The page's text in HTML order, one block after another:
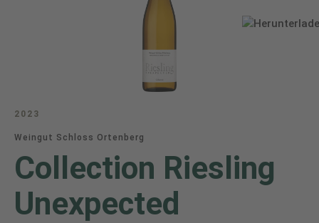
2023
Weingut Schloss Ortenberg
Collection Riesling
Unexpected